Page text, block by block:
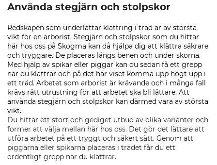
Använda stegjärn och stolpskor
Redskapen som underlättar klättring i träd är av största
vikt för en arborist. Stegjärn och stolpskor som du hittar
här hos oss på Skogma kan då hjälpa dig att klättra säkrare
och tryggare. De placeras längs benen och under skorna.
Med hjälp av spikar eller piggar kan du sedan få ett grepp
när du klättrar och på det här viset komma upp högt upp i
ett träd. Arbetet som arborist är krävande och i många fall
krävs rätt utrustning för att arbetet ska bli lättare. Att
använda stegjärn och stolpskor kan därmed vara av största
vikt.
Du hittar ett stort och gediget utbud av olika varianter och
former att välja mellan här hos oss. Det gör det lättare att
utföra arbetet på ett tryggt och säkert sätt. Genom att
piggarna eller spikarna placeras i trädet får du ett
ordentligt grepp när du klättrar.